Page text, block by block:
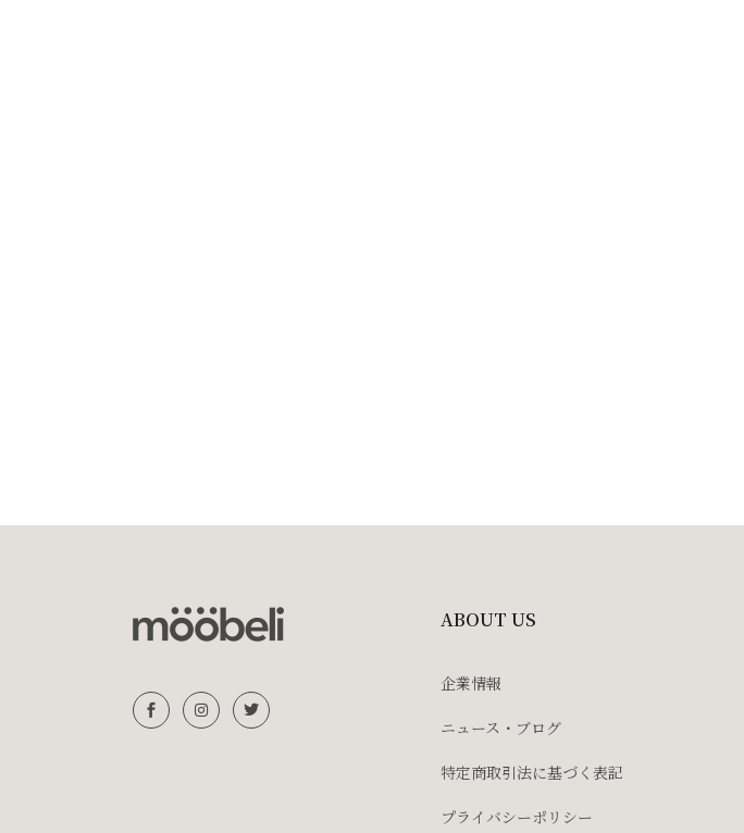
ABOUT US
企業情報
ニュース・ブログ
特定商取引法に基づく表記
プライバシーポリシー